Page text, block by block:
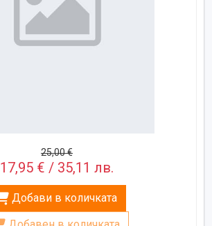
25,00 €
17,95 € / 35,11 лв.
Добави в количката